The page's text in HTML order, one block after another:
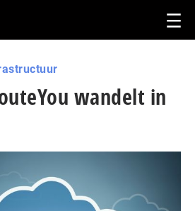
wandelt in